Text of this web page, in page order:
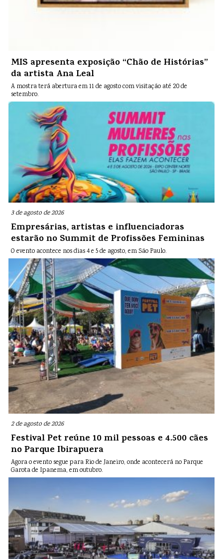
MIS apresenta exposição “Chão de Histórias”
da artista Ana Leal
A mostra terá abertura em 11 de agosto com visitação até 20 de
setembro.
3 de agosto de 2026
Empresárias, artistas e influenciadoras
estarão no Summit de Profissões Femininas
O evento acontece nos dias 4 e 5 de agosto, em São Paulo.
2 de agosto de 2026
Festival Pet reúne 10 mil pessoas e 4.500 cães
no Parque Ibirapuera
Agora o evento segue para Rio de Janeiro, onde acontecerá no Parque
Garota de Ipanema, em outubro.